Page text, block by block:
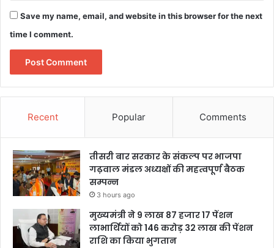
Save my name, email, and website in this browser for the next
time I comment.
Recent Popular Comments
तीसरी बार सरकार के संकल्प पर भाजपा
गढ़वाल मंडल अध्यक्षों की महत्वपूर्ण बैठक
सम्पन्न
3 hours ago
मुख्यमंत्री ने 9 लाख 87 हजार 17 पेंशन
लाभार्थियों को 146 करोड़ 32 लाख की पेंशन
राशि का किया भुगतान